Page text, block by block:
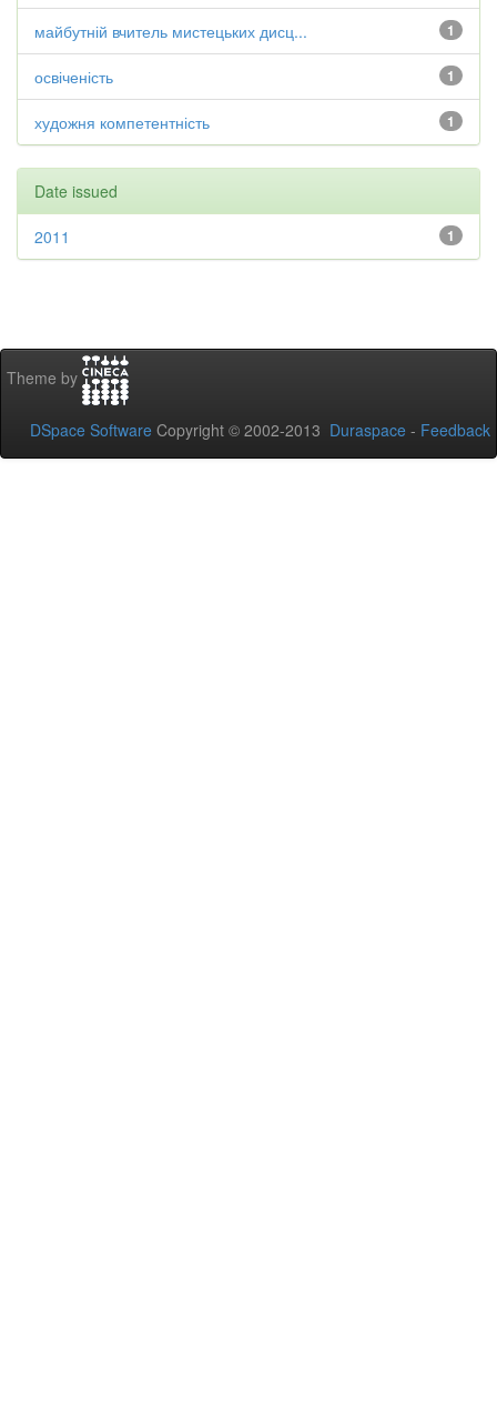
1
майбутній вчитель мистецьких дисц...
1
освіченість
1
художня компетентність
Date issued
1
2011
Theme by
DSpace Software Copyright © 2002-2013 Duraspace - Feedback